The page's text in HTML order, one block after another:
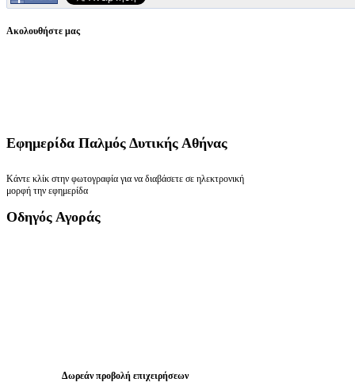
Ακολουθήστε μας
Εφημερίδα Παλμός Δυτικής Αθήνας
Κάντε κλίκ στην φωτογραφία για να διαβάσετε σε ηλεκτρονική
μορφή την εφημερίδα
Οδηγός Αγοράς
Δωρεάν προβολή επιχειρήσεων